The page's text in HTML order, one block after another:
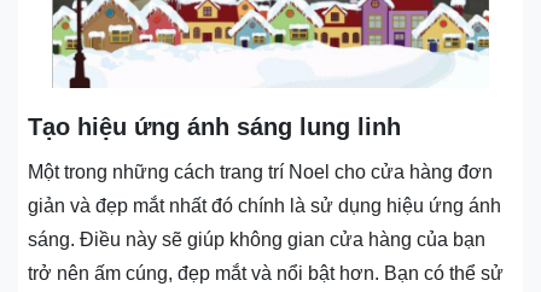
Tạo hiệu ứng ánh sáng lung linh
Một trong những cách trang trí Noel cho cửa hàng đơn
giản và đẹp mắt nhất đó chính là sử dụng hiệu ứng ánh
sáng. Điều này sẽ giúp không gian cửa hàng của bạn
trở nên ấm cúng, đẹp mắt và nổi bật hơn. Bạn có thể sử